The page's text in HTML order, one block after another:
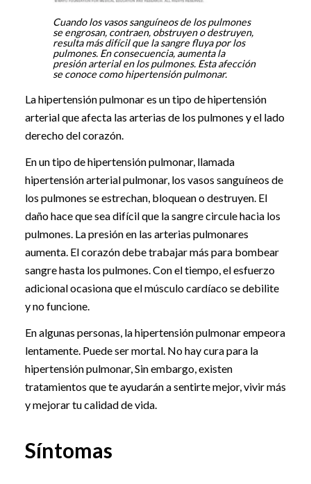
Cuando los vasos sanguíneos de los pulmones
se engrosan, contraen, obstruyen o destruyen,
resulta más difícil que la sangre fluya por los
pulmones. En consecuencia, aumenta la
presión arterial en los pulmones. Esta afección
se conoce como hipertensión pulmonar.
La hipertensión pulmonar es un tipo de hipertensión
arterial que afecta las arterias de los pulmones y el lado
derecho del corazón.
En un tipo de hipertensión pulmonar, llamada
hipertensión arterial pulmonar, los vasos sanguíneos de
los pulmones se estrechan, bloquean o destruyen. El
daño hace que sea difícil que la sangre circule hacia los
pulmones. La presión en las arterias pulmonares
aumenta. El corazón debe trabajar más para bombear
sangre hasta los pulmones. Con el tiempo, el esfuerzo
adicional ocasiona que el músculo cardíaco se debilite
y no funcione.
En algunas personas, la hipertensión pulmonar empeora
lentamente. Puede ser mortal. No hay cura para la
hipertensión pulmonar, Sin embargo, existen
tratamientos que te ayudarán a sentirte mejor, vivir más
y mejorar tu calidad de vida.
Síntomas